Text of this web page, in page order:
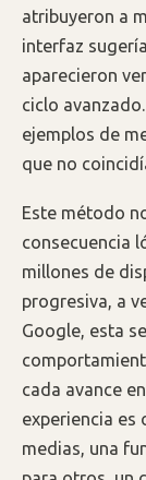
atribuyeron a
interfaz
aparecieron
ciclo
ejemplos de
que no
Este método
consecuencia
millones de
progresiva, a
Google, esta
cada avance
experiencia es
medias, una